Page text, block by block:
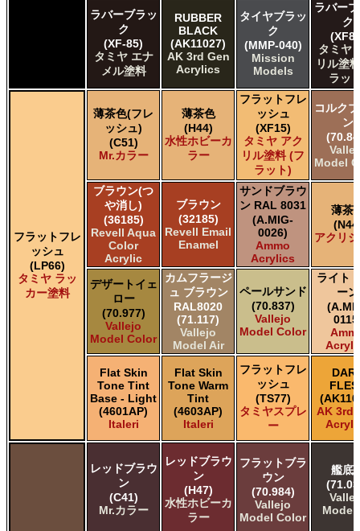
ラバーブラッ
ク
(XF-85)
タミヤ エナ
メル塗料
RUBBER
BLACK
(AK11027)
AK 3rd Gen
Acrylics
タイヤブラッ
ク
(MMP-040)
Mission
Models
ラバー
ク
タミヤ
リル塗
ラッ
フラットフレ
ッシュ
(LP66)
タミヤ ラッ
カー塗料
薄茶色(フレ
ッシュ)
(C51)
Mr.カラー
薄茶色
(H44)
水性ホビーカ
ラー
フラットフレ
ッシュ
(XF15)
タミヤ アク
リル塗料 (フ
ラット)
コルク
ン
Model
ブラウン(つ
や消し)
(36185)
Revell Aqua
Color
Acrylic
ブラウン
(32185)
Revell Email
Enamel
サンドブラウ
ン RAL 8031
(A.MIG-
0026)
Ammo
Acrylics
薄茶
アクリ
デザートイェ
ロー
(70.977)
Vallejo
Model Color
カムフラージ
ュ ブラウン
RAL8020
(71.117)
Vallejo
Model Air
ペールサンド
(70.837)
Vallejo
Model Color
ライト
ーン
Flat Skin
Tone Tint
Base - Light
(4601AP)
Italeri
Flat Skin
Tone Warm
Tint
(4603AP)
Italeri
フラットフレ
ッシュ
(TS77)
タミヤスプレ
ー
AK 3rd
レッドブラウ
ン
(C41)
Mr.カラー
レッドブラウ
ン
(H47)
水性ホビーカ
ラー
フラットブラ
ウン
(70.984)
Vallejo
Model Color
艦底
Model